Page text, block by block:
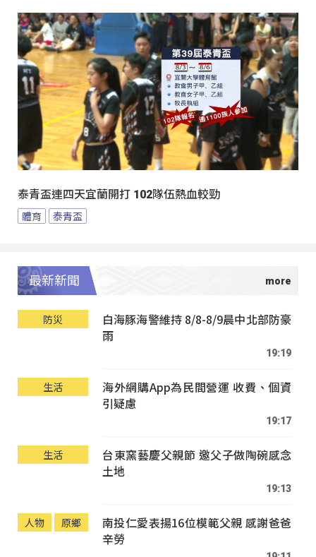
泰青盃連四天宜蘭開打 102隊伍熱血較勁
體育 泰青盃
最新新聞
防災
白海豚海警維持 8/8-8/9晨中北部防豪
雨
19:19
生活
海外網購App為民間營運 收費、個資
引疑慮
19:17
生活
台東窯藝慶父親節 邀父子做陶碗感念
土地
19:13
人物 原鄉
南投仁愛表揚16位模範父親 感謝爸爸
辛勞